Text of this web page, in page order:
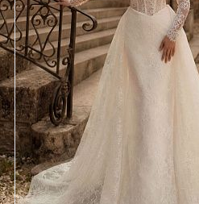
Размеры
42, 44, 46,
Цвет
Силуэт
Кружево
Юбка
Атлас стрейч +
съёмная юбка по